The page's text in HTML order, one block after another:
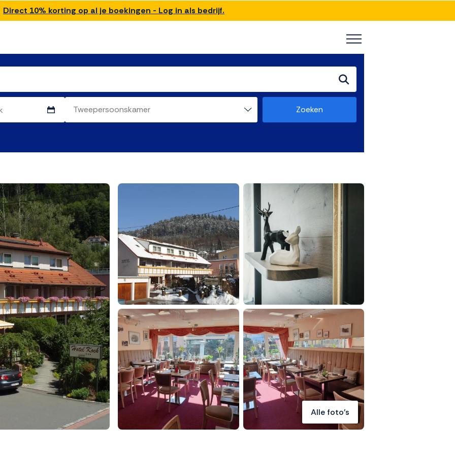
Direct 10% korting op al je boekingen - Log in als bedrijf.
Zoeken
Alle foto's